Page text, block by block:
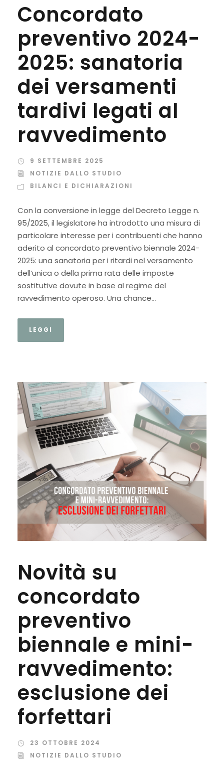
Concordato
preventivo 2024-
2025: sanatoria
dei versamenti
tardivi legati al
ravvedimento
9 SETTEMBRE 2025
NOTIZIE DALLO STUDIO
BILANCI E DICHIARAZIONI
Con la conversione in legge del Decreto Legge n.
95/2025, il legislatore ha introdotto una misura di
particolare interesse per i contribuenti che hanno
aderito al concordato preventivo biennale 2024-
2025: una sanatoria per i ritardi nel versamento
dell’unica o della prima rata delle imposte
sostitutive dovute in base al regime del
ravvedimento operoso. Una chance...
LEGGI
Novità su
concordato
preventivo
biennale e mini-
ravvedimento:
esclusione dei
forfettari
23 OTTOBRE 2024
NOTIZIE DALLO STUDIO